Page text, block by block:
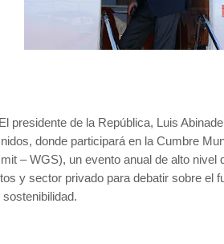
presidente de la República, Luis
donde participará en la Cumbre
– WGS), un evento anual de alto nivel
y sector privado para debatir sobre el